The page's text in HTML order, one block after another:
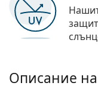
Описание